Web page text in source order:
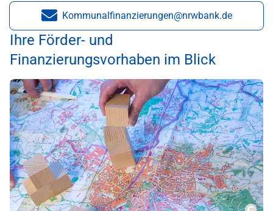
E-Mail:
Kommunalfinanzierungen@nrwbank.de
Ihre Förder- und
Finanzierungsvorhaben im Blick